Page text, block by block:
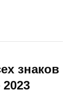
знаков